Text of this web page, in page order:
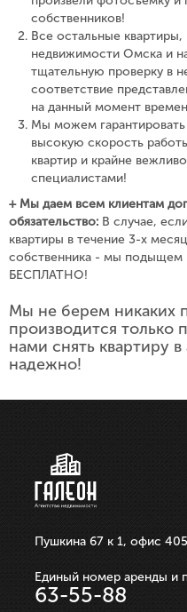
собственников!
Все остальные
недвижимости Омска и
тщательную проверку в
соответствие
на данный момент
Мы можем
высокую скорость
квартир и крайне
специалистами!
+ Мы даем всем клиентам
обязательство: В случае,
квартиры в течение 3-х
собственника - мы подыщем
БЕСПЛАТНО!
Мы не берем никаких
производится только
нами снять квартиру
надежно!
Пушкина 67 к 1, офис 405
Единый номер аренды и
63-55-88